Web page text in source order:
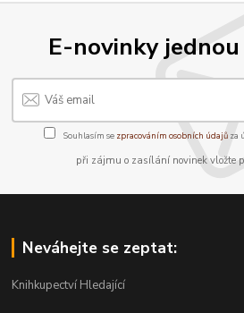
E-novinky
Souhlasím se zpracováním osobních údajůza
při zájmu o zasílání novinek vložte
Neváhejte se zeptat:
Knihkupectví Hledající